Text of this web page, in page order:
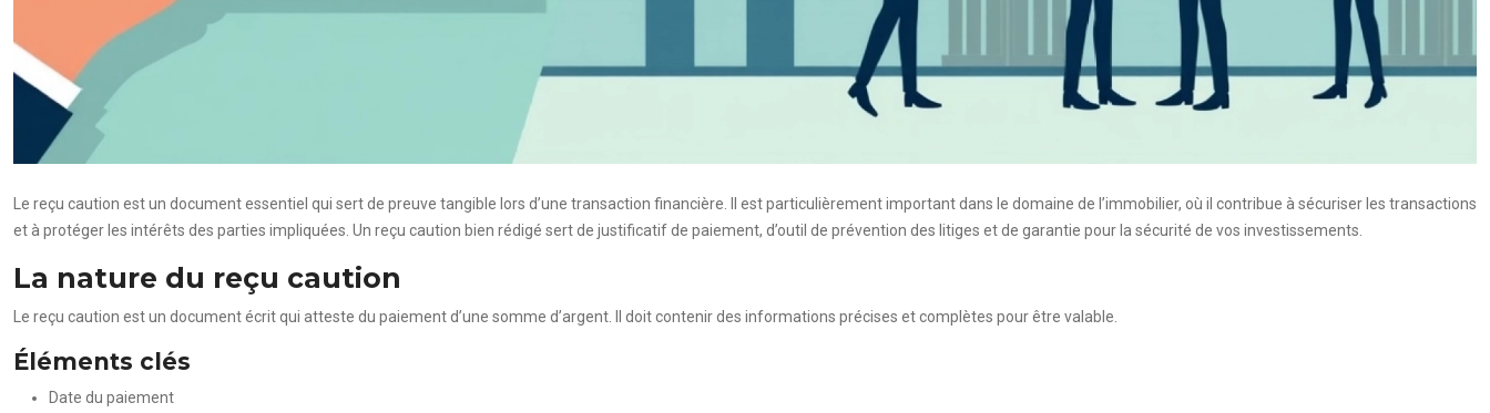
Le reçu caution est un document essentiel qui sert de preuve tangible lors d’une transaction financière. Il est particulièrement important dans le domaine de l’immobilier, où il contribue à sécuriser les transactions
et à protéger les intérêts des parties impliquées. Un reçu caution bien rédigé sert de justificatif de paiement, d’outil de prévention des litiges et de garantie pour la sécurité de vos investissements.
La nature du reçu caution
Le reçu caution est un document écrit qui atteste du paiement d’une somme d’argent. Il doit contenir des informations précises et complètes pour être valable.
Éléments clés
Date du paiement